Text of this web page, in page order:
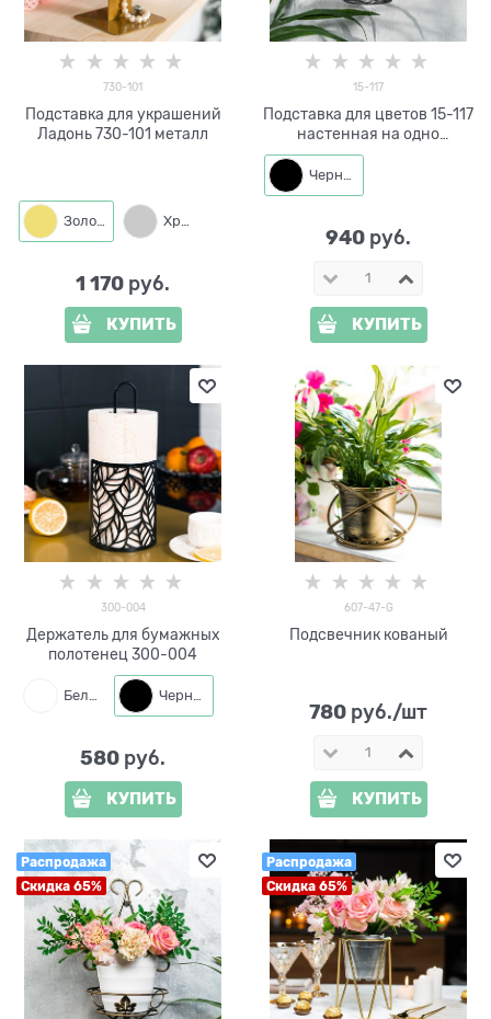
730-101
Подставка для украшений
Ладонь 730-101 металл
Золото Хром
1 170 руб.
КУПИТЬ
15-117
Подставка для цветов 15-117
настенная на одно
растение
Черный
940 руб.
КУПИТЬ
300-004
Держатель для бумажных
полотенец 300-004
Белый Черный
580 руб.
КУПИТЬ
607-47-G
Подсвечник кованый
780 руб./шт
КУПИТЬ
Распродажа
Скидка 65%
Распродажа
Скидка 65%